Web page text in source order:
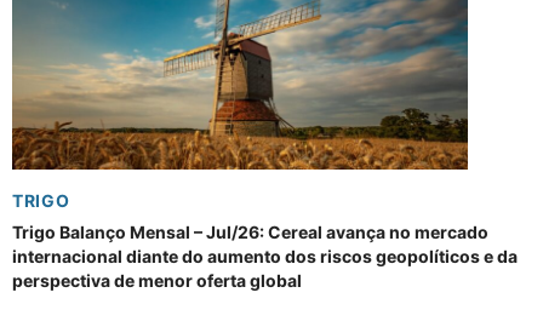
TRIGO
Trigo Balanço Mensal – Jul/26: Cereal avança no mercado
internacional diante do aumento dos riscos geopolíticos e da
perspectiva de menor oferta global